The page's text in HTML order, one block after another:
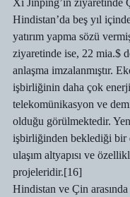
Xi Jinping’in ziyaretinde
Hindistan’da beş yıl
yatırım yapma sözü
ziyaretinde ise, 22 mia.$
anlaşma imzalanmıştır.
işbirliğinin daha çok
telekomünikasyon ve
olduğu görülmektedir.
işbirliğinden beklediği bir
ulaşım altyapısı ve
projeleridir.[16]
Hindistan ve Çin